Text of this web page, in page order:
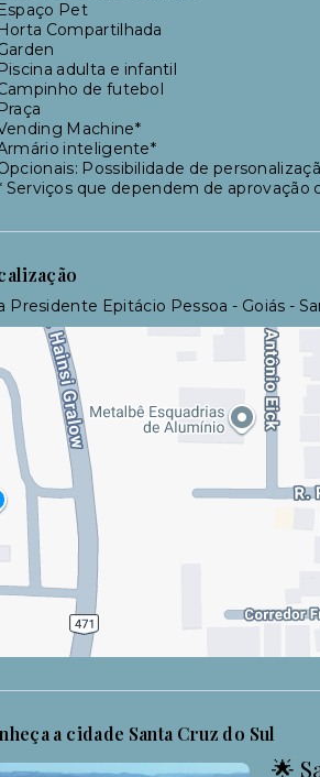
Pet
Compartilhada
adulta e infantil
de futebol
Machine*
inteligente*
Possibilidade de
Serviços que dependem de aprovação
Presidente Epitácio Pessoa - Goiás -
a cidade Santa Cruz do Sul
🌟